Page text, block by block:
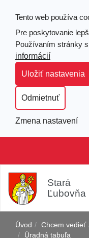
Tento web používa
Pre poskytovanie
Používaním stránky
informácií
Uložiť nastavenia
Odmietnuť
Zmena nastavení
Stará
Ľubovňa
Úvod Chcem vedieť
Úradná tabuľa